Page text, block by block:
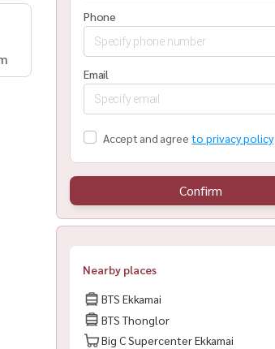
Phone
Email
Accept and agree to privacy policy
Confirm
Nearby places
BTS Ekkamai
BTS Thonglor
Big C Supercenter Ekkamai